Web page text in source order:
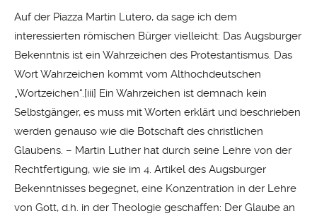
Auf der Piazza Martin Lutero, da sage ich dem
interessierten römischen Bürger vielleicht: Das Augsburger
Bekenntnis ist ein Wahrzeichen des Protestantismus. Das
Wort Wahrzeichen kommt vom Althochdeutschen
„Wortzeichen“.[iii] Ein Wahrzeichen ist demnach kein
Selbstgänger, es muss mit Worten erklärt und beschrieben
werden genauso wie die Botschaft des christlichen
Glaubens. – Martin Luther hat durch seine Lehre von der
Rechtfertigung, wie sie im 4. Artikel des Augsburger
Bekenntnisses begegnet, eine Konzentration in der Lehre
von Gott, d.h. in der Theologie geschaffen: Der Glaube an